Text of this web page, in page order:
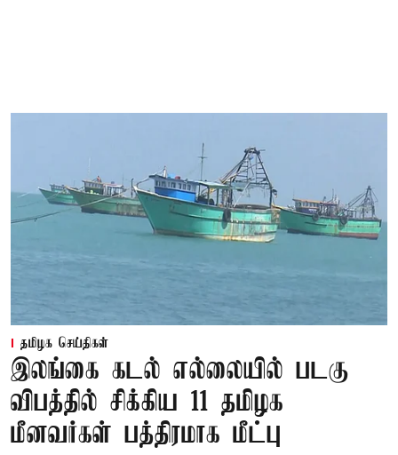
தமிழக செய்திகள்
இலங்கை கடல் எல்லையில் படகு
விபத்தில் சிக்கிய 11 தமிழக
மீனவர்கள் பத்திரமாக மீட்பு